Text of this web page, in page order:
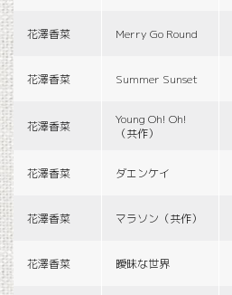
花澤香菜 Merry Go Round
花澤香菜 Summer Sunset
花澤香菜
Young Oh! Oh!
（共作）
花澤香菜 ダエンケイ
花澤香菜 マラソン（共作）
花澤香菜 曖昧な世界